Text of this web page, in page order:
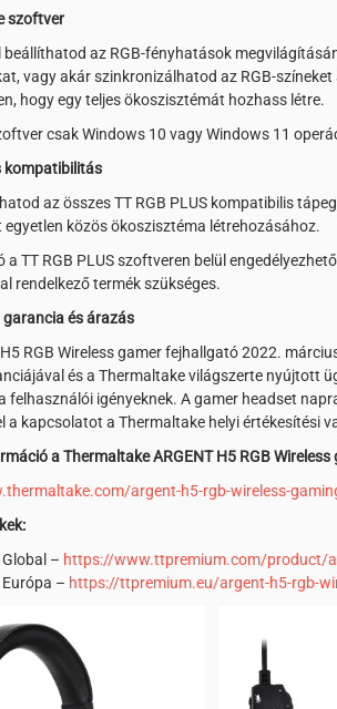
szoftver
beállíthatod az RGB-fényhatások
vagy akár szinkronizálhatod az RGB-
hogy egy teljes ökoszisztémát hozhass létre.
csak Windows 10 vagy Windows 11
kompatibilitás
az összes TT RGB PLUS kompatibilis
közös ökoszisztéma létrehozásához.
a TT RGB PLUS szoftveren belül
rendelkező termék szükséges.
garancia és árazás
H5 RGB Wireless gamer fejhallgató 2022.
és a Thermaltake világszerte
felhasználói igényeknek. A gamer headset
a kapcsolatot a Thermaltake helyi értékesítési
a Thermaltake ARGENT H5 RGB
argent-h5-rgb-wireless-
– https://www.ttpremium.com/product/
– https://ttpremium.eu/argent-h5-rgb-